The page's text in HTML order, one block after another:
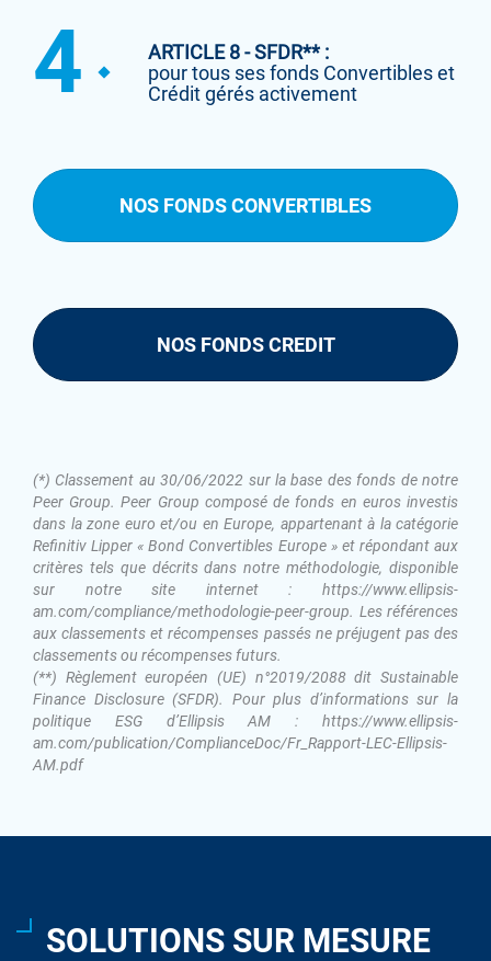
4
ARTICLE 8 - SFDR** :
pour tous ses fonds Convertibles et
Crédit gérés activement
NOS FONDS CONVERTIBLES
NOS FONDS CREDIT
(*) Classement au 30/06/2022 sur la base des fonds de notre
Peer Group. Peer Group composé de fonds en euros investis
dans la zone euro et/ou en Europe, appartenant à la catégorie
Refinitiv Lipper « Bond Convertibles Europe » et répondant aux
critères tels que décrits dans notre méthodologie, disponible
sur notre site internet : https://www.ellipsis-
am.com/compliance/methodologie-peer-group. Les références
aux classements et récompenses passés ne préjugent pas des
classements ou récompenses futurs.
(**) Règlement européen (UE) n°2019/2088 dit Sustainable
Finance Disclosure (SFDR). Pour plus d’informations sur la
politique ESG d’Ellipsis AM : https://www.ellipsis-
am.com/publication/ComplianceDoc/Fr_Rapport-LEC-Ellipsis-
AM.pdf
SOLUTIONS SUR MESURE